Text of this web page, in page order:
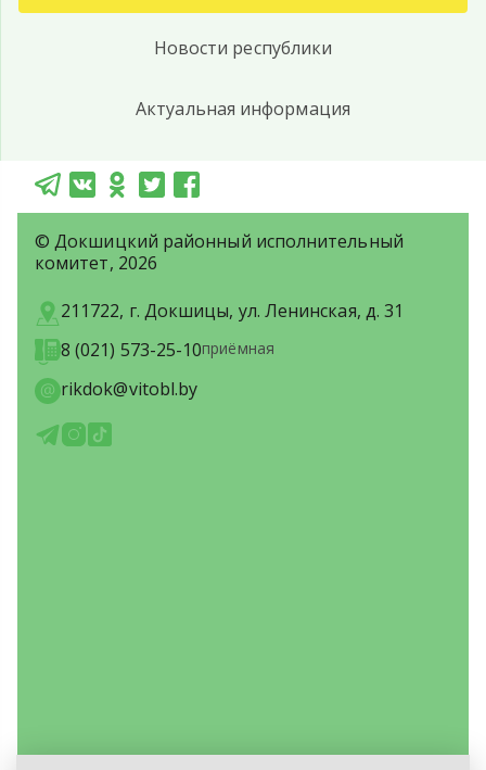
Новости республики
Актуальная информация
© Докшицкий районный исполнительный
комитет, 2026
211722, г. Докшицы, ул. Ленинская, д. 31
8 (021) 573-25-10приёмная
rikdok@vitobl.by